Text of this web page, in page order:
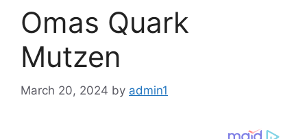
Omas Quark
Mutzen
March 20, 2024 by admin1